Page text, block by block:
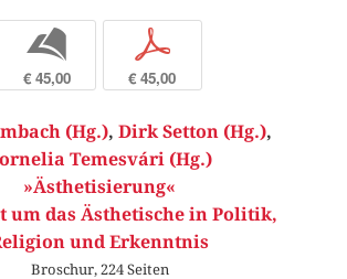
b
€ 45,00
p
€ 45,00
(Hg.), Dirk Setton (Hg.),
Temesvári (Hg.)
»Ästhetisierung«
um das Ästhetische in Politik,
und Erkenntnis
Broschur, 224 Seiten